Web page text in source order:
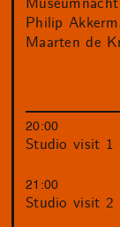
Philip
Maarten de
20:00
Studio visit 1
21:00
Studio visit 2